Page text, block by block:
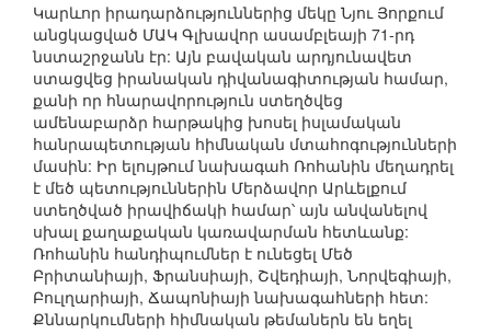
Կարևոր իրադարձություններից մեկը Նյու Յորքում
անցկացված ՄԱԿ Գլխավոր ասամբլեայի 71-րդ
նստաշրջանն էր: Այն բավական արդյունավետ
ստացվեց իրանական դիվանագիտության համար,
քանի որ հնարավորություն ստեղծվեց
ամենաբարձր հարթակից խոսել իսլամական
հանրապետության հիմնական մտահոգությունների
մասին: Իր ելույթում նախագահ Ռոհանին մեղադրել
է մեծ պետություններին Մերձավոր Արևելքում
ստեղծված իրավիճակի համար՝ այն անվանելով
սխալ քաղաքական կառավարման հետևանք:
Ռոհանին հանդիպումներ է ունեցել Մեծ
Բրիտանիայի, Ֆրանսիայի, Շվեդիայի, Նորվեգիայի,
Բուլղարիայի, Ճապոնիայի նախագահների հետ:
Քննարկումների հիմնական թեմաներն են եղել